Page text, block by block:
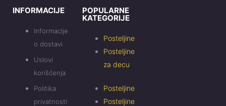
INFORMACIJE
Informacije
o dostavi
Uslovi
korišćenja
Politika
privatnosti
POPULARNE
KATEGORIJE
Posteljine
Posteljine
za decu
Posteljine
Posteljine